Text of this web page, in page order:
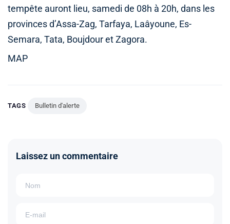
tempête auront lieu, samedi de 08h à 20h, dans les
provinces d’Assa-Zag, Tarfaya, Laâyoune, Es-
Semara, Tata, Boujdour et Zagora.
MAP
TAGS Bulletin d'alerte
Laissez un commentaire